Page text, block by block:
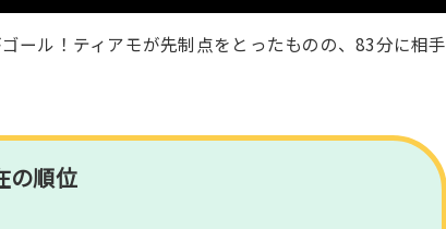
ール！ティアモが先制点をとったものの、83分に相手
の順位